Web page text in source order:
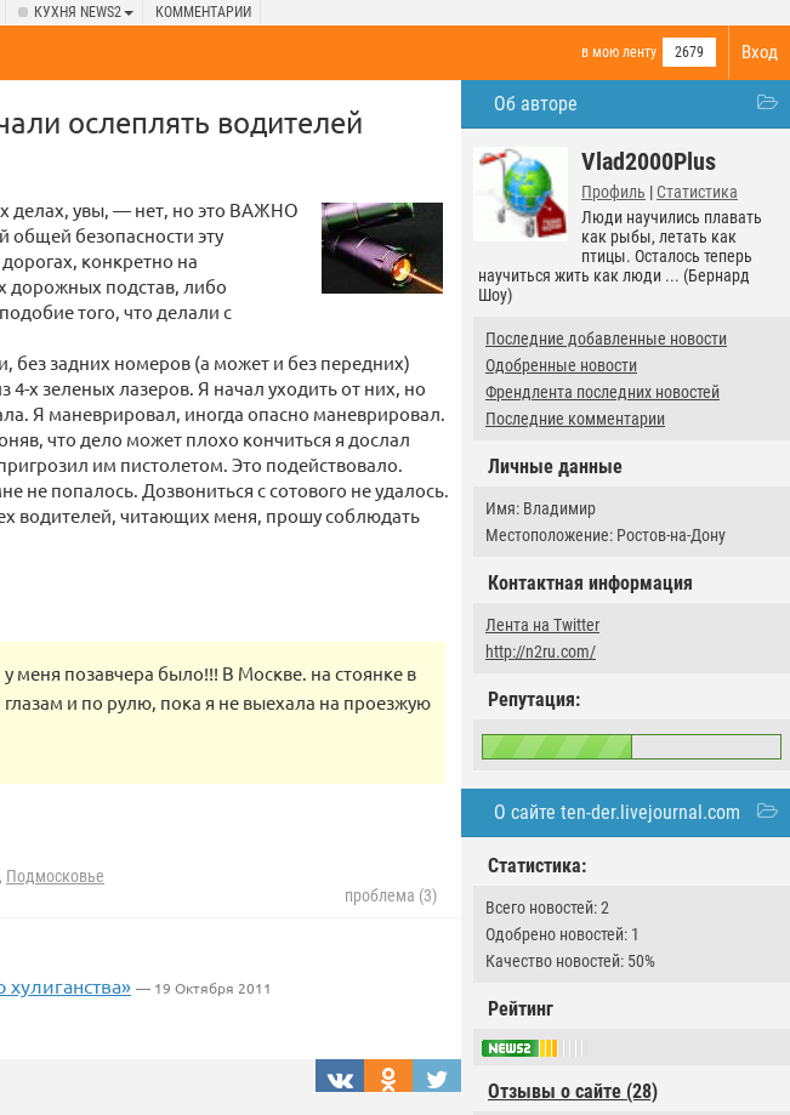
КУХНЯ NEWS2 КОММЕНТАРИИ
Вход
в мою ленту 2679
Об авторе
Vlad2000Plus
Профиль | Статистика
Люди научились плавать
как рыбы, летать как
птицы. Осталось теперь
научиться жить как люди ... (Бернард
Шоу)
Последние добавленные новости
Одобренные новости
Френдлента последних новостей
Последние комментарии
Личные данные
Имя: Владимир
Местоположение: Ростов-на-Дону
Контактная информация
Лента на Twitter
http://n2ru.com/
Репутация:
О сайте ten-der.livejournal.com
Статистика:
Всего новостей: 2
Одобрено новостей: 1
Качество новостей: 50%
Рейтинг
Отзывы о сайте (28)
ослеплять водителей
делах, увы, — нет, но это ВАЖНО
безопасности эту
конкретно на
дорожных подстав, либо
того, что делали с
задних номеров (а может и без передних)
х зеленых лазеров. Я начал уходить от них, но
Я маневрировал, иногда опасно маневрировал.
что дело может плохо кончиться я дослал
им пистолетом. Это подействовало.
не попалось. Дозвониться с сотового не удалось.
водителей, читающих меня, прошу соблюдать
меня позавчера было!!! В Москве. на стоянке в
и по рулю, пока я не выехала на проезжую
, Подмосковье
проблема (3)
— 19 Октября 2011